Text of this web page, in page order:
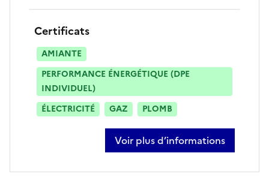
Certificats
AMIANTE
PERFORMANCE ÉNERGÉTIQUE (DPE
INDIVIDUEL)
ÉLECTRICITÉ
GAZ PLOMB
Voir plus d’informations
sur jean marie dupont